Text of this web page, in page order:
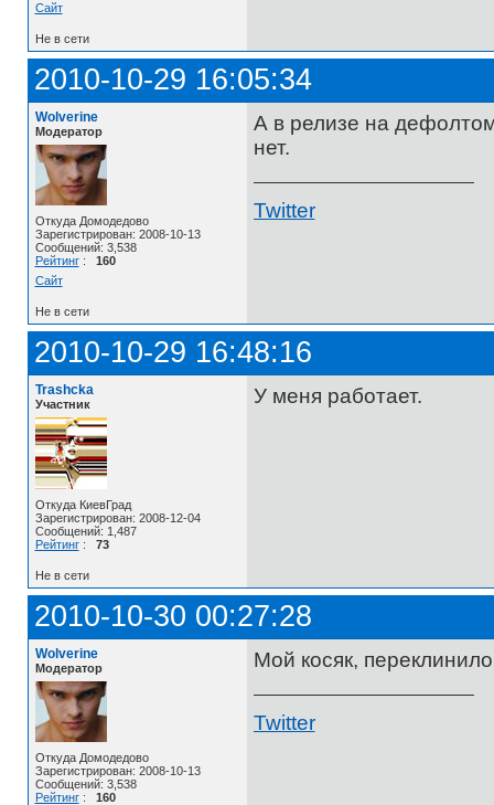
Сайт
Не в сети
2010-10-29 16:05:34
Wolverine
Модератор
Откуда Домодедово
Зарегистрирован: 2008-10-13
Сообщений: 3,538
Рейтинг: 160
Сайт
А в релизе на
нет.
Twitter
Не в сети
2010-10-29 16:48:16
Trashcka
Участник
Откуда КиевГрад
Зарегистрирован: 2008-12-04
Сообщений: 1,487
Рейтинг: 73
У меня работает.
Не в сети
2010-10-30 00:27:28
Wolverine
Модератор
Откуда Домодедово
Зарегистрирован: 2008-10-13
Сообщений: 3,538
Рейтинг: 160
Мой косяк,
Twitter